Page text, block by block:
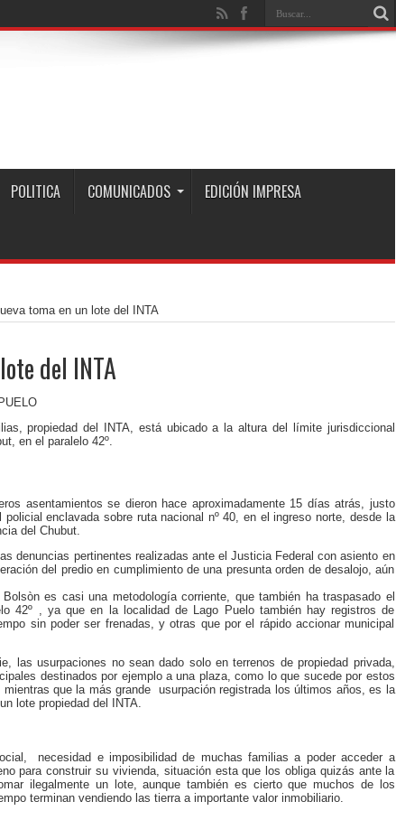
POLITICA COMUNICADOS EDICIÓN IMPRESA
toma en un lote del INTA
del INTA
propiedad del INTA, está ubicado a la altura del límite jurisdiccional
en el paralelo 42º.
asentamientos se dieron hace aproximadamente 15 días atrás, justo
enclavada sobre ruta nacional nº 40, en el ingreso norte, desde la
del Chubut.
denuncias pertinentes realizadas ante el Justicia Federal con asiento en
del predio en cumplimiento de una presunta orden de desalojo, aún
es casi una metodología corriente, que también ha traspasado el
42º , ya que en la localidad de Lago Puelo también hay registros de
sin poder ser frenadas, y otras que por el rápido accionar municipal
las usurpaciones no sean dado solo en terrenos de propiedad privada,
destinados por ejemplo a una plaza, como lo que sucede por estos
que la más grande usurpación registrada los últimos años, es la
lote propiedad del INTA.
necesidad e imposibilidad de muchas familias a poder acceder a
para construir su vivienda, situación esta que los obliga quizás ante la
ilegalmente un lote, aunque también es cierto que muchos de los
terminan vendiendo las tierra a importante valor inmobiliario.